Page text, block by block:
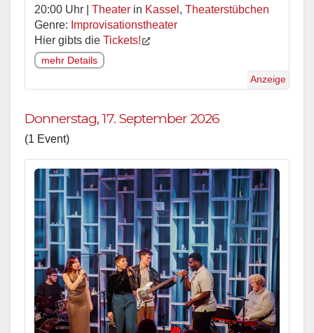
20:00 Uhr | Theater in Kassel , Theaterstübchen
Genre: Improvisationstheater
Hier gibts die Tickets!
mehr Details
Anzeige
Donnerstag, 17. September 2026
(1 Event)